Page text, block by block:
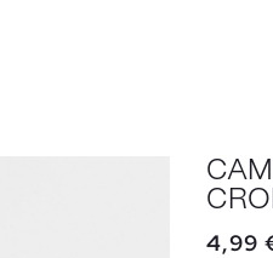
4,99